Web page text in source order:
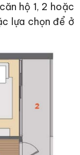
hộ 1, 2 hoặc
lựa chọn để ở